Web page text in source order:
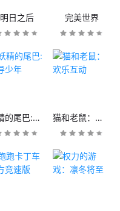
明日之后 完美世界
妖精的尾巴:魔导少年 猫和老鼠：欢乐互动